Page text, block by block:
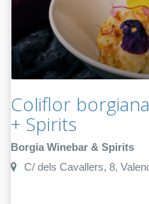
Coliflor
+ Spirits
Borgia Winebar & Spirits
C/ dels Cavallers, 8,